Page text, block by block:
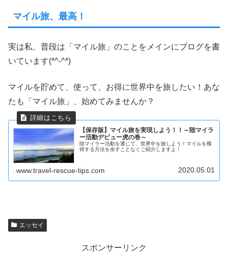
マイル旅、最高！
実は私、普段は「マイル旅」のことをメインにブログを書
いています(*^-^*)
マイルを貯めて、使って、お得に世界中を旅したい！あな
たも「マイル旅」、始めてみませんか？
【保存版】マイル旅を実現しよう！！～陸マイラ
ー活動デビュー虎の巻～
陸マイラー活動を通じて、世界中を旅しよう！マイルを獲
得する方法を余すことなくご紹介しますよ！
www.travel-rescue-tips.com 2020.05.01
エッセイ
スポンサーリンク